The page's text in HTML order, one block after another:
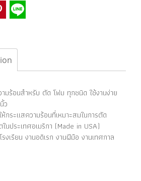
มร้อนสำหรับ ตัด โฟม ทุกชนิด ใช้งานง่าย
ว
กระแสความร้อนที่เหมาะสมในการตัด
นประเทศอเมริกา (Made in USA)
รงเรียน งานอดิเรก งานฝีมือ งานเทศกาล